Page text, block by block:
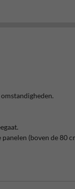
(boven de 80